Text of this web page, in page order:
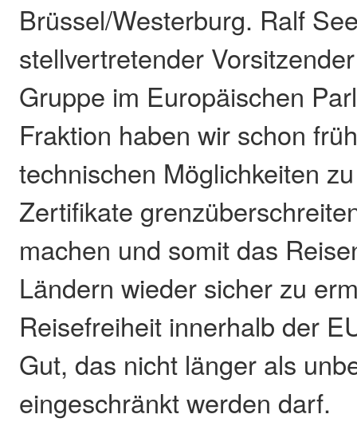
Brüssel/Westerburg. Ralf
stellvertretender
Gruppe im Europäischen
Fraktion haben wir schon
technischen Möglichkeiten
Zertifikate
machen und somit das
Ländern wieder sicher zu
Reisefreiheit innerhalb der
Gut, das nicht länger als
eingeschränkt werden darf.